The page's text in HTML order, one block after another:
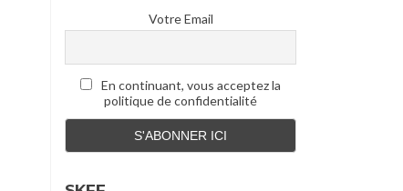
Votre Email
En continuant, vous acceptez la
politique de confidentialité